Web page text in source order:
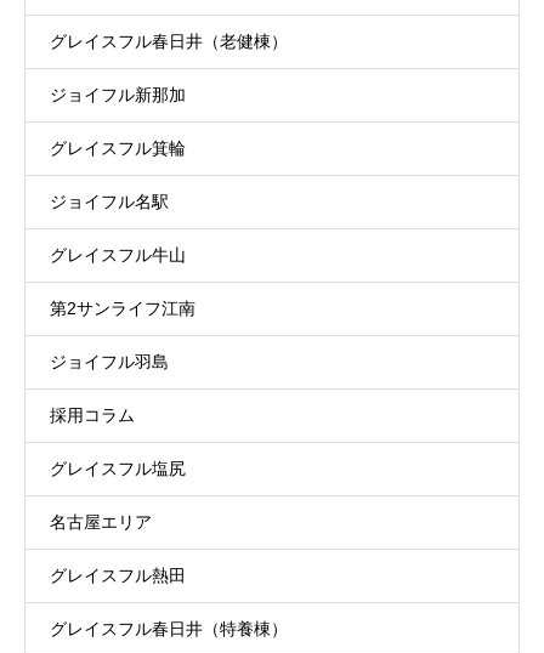
グレイスフル春日井（老健棟）
ジョイフル新那加
グレイスフル箕輪
ジョイフル名駅
グレイスフル牛山
第2サンライフ江南
ジョイフル羽島
採用コラム
グレイスフル塩尻
名古屋エリア
グレイスフル熱田
グレイスフル春日井（特養棟）